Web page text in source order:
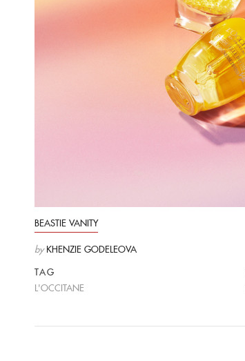
BEASTIE VANITY
by KHENZIE GODELEOVA
TAG
L'OCCITANE